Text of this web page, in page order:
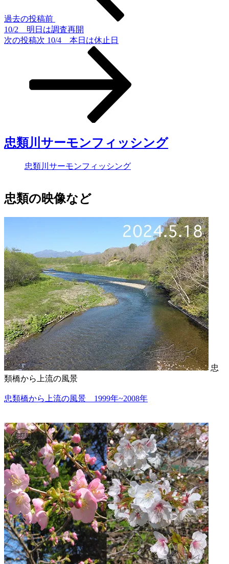
過去の投稿前
10/2 明日は調査再開
次の投稿次 10/4 本日は休止日
忠類川サーモンフィッシング
忠類川サーモンフィッシング
忠類の映像など
忠
類橋から上流の風景
忠類橋から上流の風景 1999年~2008年